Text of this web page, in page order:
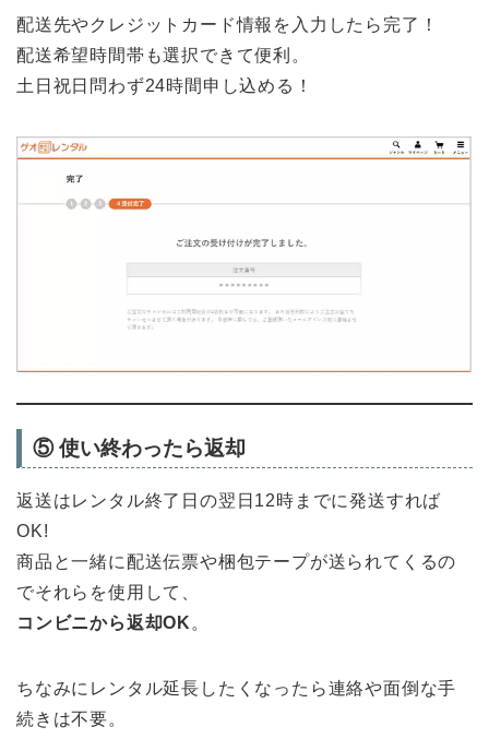
配送先やクレジットカード情報を入力したら完了！
配送希望時間帯も選択できて便利。
土日祝日問わず24時間申し込める！
⑤ 使い終わったら返却
返送はレンタル終了日の翌日12時までに発送すれば
OK!
商品と一緒に配送伝票や梱包テープが送られてくるの
でそれらを使用して、
コンビニから返却OK 。
ちなみにレンタル延長したくなったら連絡や面倒な手
続きは不要。